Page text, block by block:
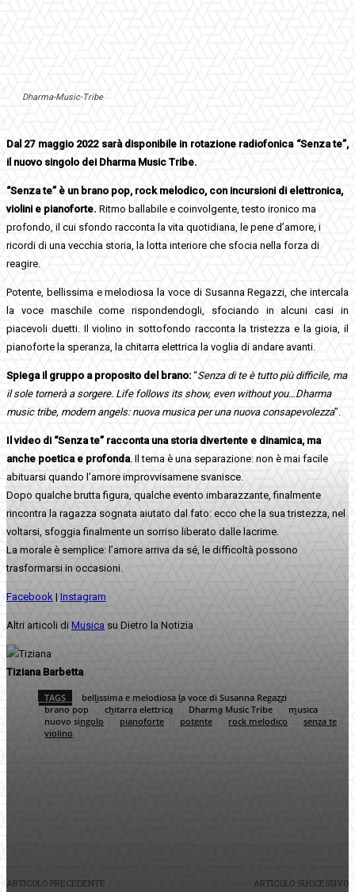
Dharma-Music-Tribe
Dal 27 maggio 2022 sarà disponibile in rotazione radiofonica “Senza te”,
il nuovo singolo dei Dharma Music Tribe.
“Senza te” è un brano pop, rock melodico, con incursioni di elettronica,
violini e pianoforte. Ritmo ballabile e coinvolgente, testo ironico ma
profondo, il cui sfondo racconta la vita quotidiana, le pene d’amore, i
ricordi di una vecchia storia, la lotta interiore che sfocia nella forza di
reagire.
Potente, bellissima e melodiosa la voce di Susanna Regazzi, che intercala
la voce maschile come rispondendogli, sfociando in alcuni casi in
piacevoli duetti. Il violino in sottofondo racconta la tristezza e la gioia, il
pianoforte la speranza, la chitarra elettrica la voglia di andare avanti.
Spiega il gruppo a proposito del brano: “Senza di te è tutto più difficile, ma
il sole tornerà a sorgere. Life follows its show, even without you…Dharma
music tribe, modern angels: nuova musica per una nuova consapevolezza”.
Il video di “Senza te” racconta una storia divertente e dinamica, ma
anche poetica e profonda. Il tema è una separazione: non è mai facile
abituarsi quando l’amore improvvisamene svanisce.
Dopo qualche brutta figura, qualche evento imbarazzante, finalmente
rincontra la ragazza sognata aiutato dal fato: ecco che la sua tristezza, nel
voltarsi, sfoggia finalmente un sorriso liberato dalle lacrime.
La morale è semplice: l’amore arriva da sé, le difficoltà possono
trasformarsi in occasioni.
Facebook | Instagram
Altri articoli di Musica su Dietro la Notizia
Tiziana Barbetta
TAGS
bellissima e melodiosa la voce di Susanna Regazzi
brano pop
chitarra elettrica Dharma Music Tribe
musica
nuovo singolo
pianoforte potente rock melodico
senza te
violino
ARTICOLO PRECEDENTE
ARTICOLO SUCCESSIVO